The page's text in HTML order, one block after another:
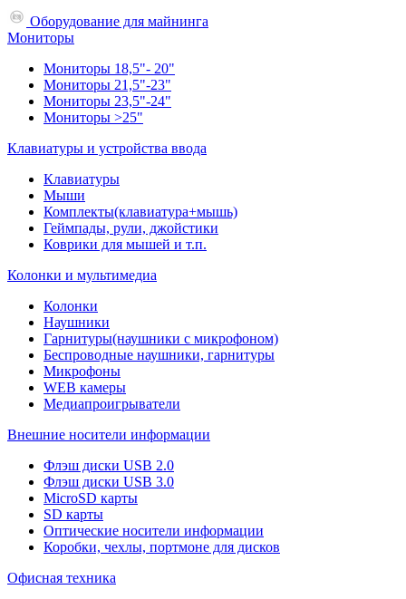
Оборудование для майнинга
Мониторы
Мониторы 18,5"- 20"
Мониторы 21,5"-23"
Мониторы 23,5"-24"
Мониторы >25"
Клавиатуры и устройства ввода
Клавиатуры
Мыши
Комплекты(клавиатура+мышь)
Геймпады, рули, джойстики
Коврики для мышей и т.п.
Колонки и мультимедиа
Колонки
Наушники
Гарнитуры(наушники с микрофоном)
Беспроводные наушники, гарнитуры
Микрофоны
WEB камеры
Медиапроигрыватели
Внешние носители информации
Флэш диски USB 2.0
Флэш диски USB 3.0
MicroSD карты
SD карты
Оптические носители информации
Коробки, чехлы, портмоне для дисков
Офисная техника